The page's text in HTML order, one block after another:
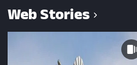
Web Stories